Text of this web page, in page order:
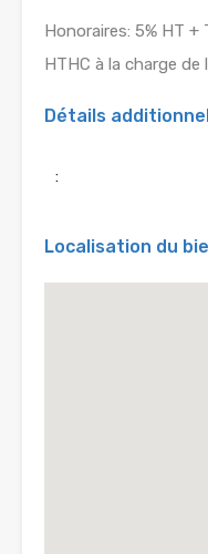
Honoraires: 5% HT
HTHC à la charge de
Détails
:
Localisation du